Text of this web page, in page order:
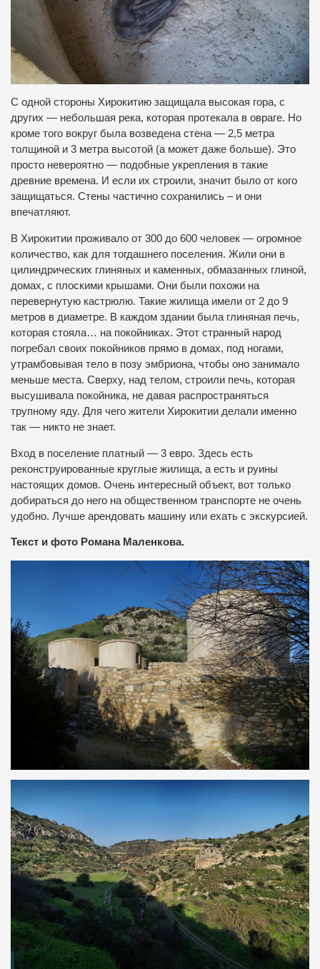
С одной стороны Хирокитию защищала высокая гора, с
других — небольшая река, которая протекала в овраге. Но
кроме того вокруг была возведена стена — 2,5 метра
толщиной и 3 метра высотой (а может даже больше). Это
просто невероятно — подобные укрепления в такие
древние времена. И если их строили, значит было от кого
защищаться. Стены частично сохранились – и они
впечатляют.
В Хирокитии проживало от 300 до 600 человек — огромное
количество, как для тогдашнего поселения. Жили они в
цилиндрических глиняных и каменных, обмазанных глиной,
домах, с плоскими крышами. Они были похожи на
перевернутую кастрюлю. Такие жилища имели от 2 до 9
метров в диаметре. В каждом здании была глиняная печь,
которая стояла… на покойниках. Этот странный народ
погребал своих покойников прямо в домах, под ногами,
утрамбовывая тело в позу эмбриона, чтобы оно занимало
меньше места. Сверху, над телом, строили печь, которая
высушивала покойника, не давая распространяться
трупному яду. Для чего жители Хирокитии делали именно
так — никто не знает.
Вход в поселение платный — 3 евро. Здесь есть
реконструированные круглые жилища, а есть и руины
настоящих домов. Очень интересный объект, вот только
добираться до него на общественном транспорте не очень
удобно. Лучше арендовать машину или ехать с экскурсией.
Текст и фото Романа Маленкова.